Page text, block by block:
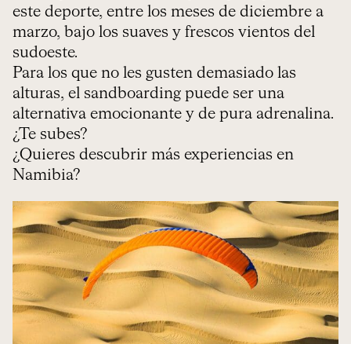
este deporte, entre los meses de diciembre a
marzo, bajo los suaves y frescos vientos del
sudoeste.
Para los que no les gusten demasiado las
alturas, el sandboarding puede ser una
alternativa emocionante y de pura adrenalina.
¿Te subes?
¿Quieres descubrir más experiencias en
Namibia?